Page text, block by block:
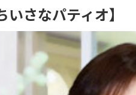
さなパティオ】